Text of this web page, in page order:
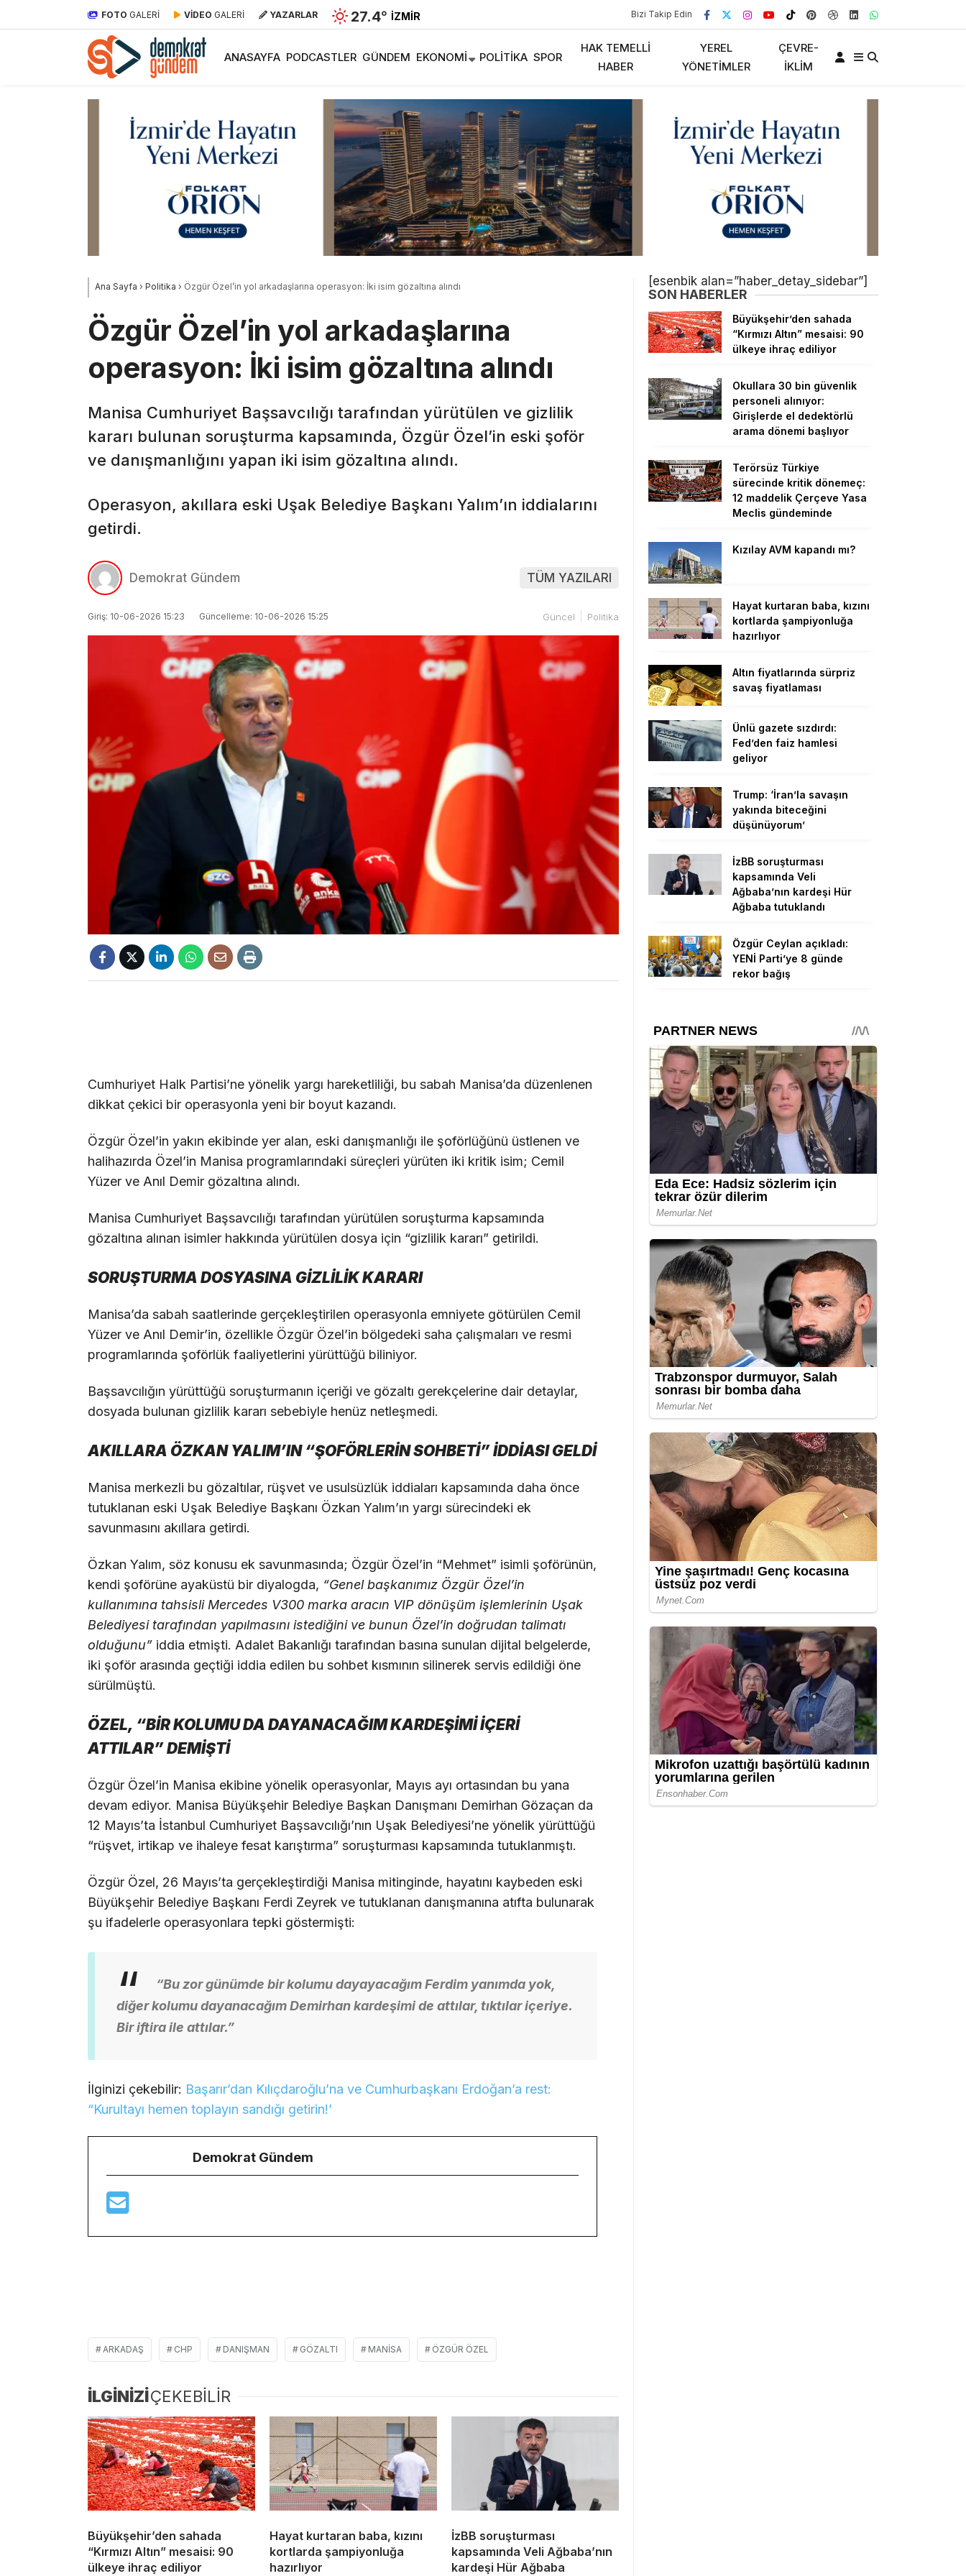
FOTO GALERİ VİDEO GALERİ YAZARLAR 27.4° İZMIR Bizi Takip Edin
ANASAYFA PODCASTLER GÜNDEM EKONOMI POLITIKA SPOR
HAK TEMELLI
HABER
YEREL
YÖNETIMLER
ÇEVRE-
İKLIM
Ana Sayfa › Politika › Özgür Özel’in yol arkadaşlarına operasyon: İki isim gözaltına alındı
Özgür Özel’in yol arkadaşlarına
operasyon: İki isim gözaltına alındı
Manisa Cumhuriyet Başsavcılığı tarafından yürütülen ve gizlilik
kararı bulunan soruşturma kapsamında, Özgür Özel’in eski şoför
ve danışmanlığını yapan iki isim gözaltına alındı.
Operasyon, akıllara eski Uşak Belediye Başkanı Yalım’ın iddialarını
getirdi.
Demokrat Gündem TÜM YAZILARI
Giriş: 10-06-2026 15:23 Güncelleme: 10-06-2026 15:25 Güncel Politika
Cumhuriyet Halk Partisi’ne yönelik yargı hareketliliği, bu sabah Manisa’da düzenlenen
dikkat çekici bir operasyonla yeni bir boyut kazandı.
Özgür Özel’in yakın ekibinde yer alan, eski danışmanlığı ile şoförlüğünü üstlenen ve
halihazırda Özel’in Manisa programlarındaki süreçleri yürüten iki kritik isim; Cemil
Yüzer ve Anıl Demir gözaltına alındı.
Manisa Cumhuriyet Başsavcılığı tarafından yürütülen soruşturma kapsamında
gözaltına alınan isimler hakkında yürütülen dosya için “gizlilik kararı” getirildi.
SORUŞTURMA DOSYASINA GİZLİLİK KARARI
Manisa’da sabah saatlerinde gerçekleştirilen operasyonla emniyete götürülen Cemil
Yüzer ve Anıl Demir’in, özellikle Özgür Özel’in bölgedeki saha çalışmaları ve resmi
programlarında şoförlük faaliyetlerini yürüttüğü biliniyor.
Başsavcılığın yürüttüğü soruşturmanın içeriği ve gözaltı gerekçelerine dair detaylar,
dosyada bulunan gizlilik kararı sebebiyle henüz netleşmedi.
AKILLARA ÖZKAN YALIM’IN “ŞOFÖRLERİN SOHBETİ” İDDİASI GELDİ
Manisa merkezli bu gözaltılar, rüşvet ve usulsüzlük iddiaları kapsamında daha önce
tutuklanan eski Uşak Belediye Başkanı Özkan Yalım’ın yargı sürecindeki ek
savunmasını akıllara getirdi.
Özkan Yalım, söz konusu ek savunmasında; Özgür Özel’in “Mehmet” isimli şoförünün,
kendi şoförüne ayaküstü bir diyalogda, “Genel başkanımız Özgür Özel’in
kullanımına tahsisli Mercedes V300 marka aracın VIP dönüşüm işlemlerinin Uşak
Belediyesi tarafından yapılmasını istediğini ve bunun Özel’in doğrudan talimatı
olduğunu” iddia etmişti. Adalet Bakanlığı tarafından basına sunulan dijital belgelerde,
iki şoför arasında geçtiği iddia edilen bu sohbet kısmının silinerek servis edildiği öne
sürülmüştü.
ÖZEL, “BİR KOLUMU DA DAYANACAĞIM KARDEŞİMİ İÇERİ
ATTILAR” DEMİŞTİ
Özgür Özel’in Manisa ekibine yönelik operasyonlar, Mayıs ayı ortasından bu yana
devam ediyor. Manisa Büyükşehir Belediye Başkan Danışmanı Demirhan Gözaçan da
12 Mayıs’ta İstanbul Cumhuriyet Başsavcılığı’nın Uşak Belediyesi’ne yönelik yürüttüğü
“rüşvet, irtikap ve ihaleye fesat karıştırma” soruşturması kapsamında tutuklanmıştı.
Özgür Özel, 26 Mayıs’ta gerçekleştirdiği Manisa mitinginde, hayatını kaybeden eski
Büyükşehir Belediye Başkanı Ferdi Zeyrek ve tutuklanan danışmanına atıfta bulunarak
şu ifadelerle operasyonlara tepki göstermişti:
“Bu zor günümde bir kolumu dayayacağım Ferdim yanımda yok,
diğer kolumu dayanacağım Demirhan kardeşimi de attılar, tıktılar içeriye.
Bir iftira ile attılar.”
İlginizi çekebilir: Başarır’dan Kılıçdaroğlu’na ve Cumhurbaşkanı Erdoğan’a rest:
“Kurultayı hemen toplayın sandığı getirin!’
Demokrat Gündem
ARKADAŞ CHP DANIŞMAN GÖZALTI MANISA ÖZGÜR ÖZEL
İLGİNİZİÇEKEBİLİR
Büyükşehir’den sahada
“Kırmızı Altın” mesaisi: 90
ülkeye ihraç ediliyor
Hayat kurtaran baba, kızını
kortlarda şampiyonluğa
hazırlıyor
İzBB soruşturması
kapsamında Veli Ağbaba’nın
kardeşi Hür Ağbaba
[esenbik alan=”haber_detay_sidebar”]
SON HABERLER
Büyükşehir’den sahada
“Kırmızı Altın” mesaisi: 90
ülkeye ihraç ediliyor
Okullara 30 bin güvenlik
personeli alınıyor:
Girişlerde el dedektörlü
arama dönemi başlıyor
Terörsüz Türkiye
sürecinde kritik dönemeç:
12 maddelik Çerçeve Yasa
Meclis gündeminde
Kızılay AVM kapandı mı?
Hayat kurtaran baba, kızını
kortlarda şampiyonluğa
hazırlıyor
Altın fiyatlarında sürpriz
savaş fiyatlaması
Ünlü gazete sızdırdı:
Fed’den faiz hamlesi
geliyor
Trump: ‘İran’la savaşın
yakında biteceğini
düşünüyorum’
İzBB soruşturması
kapsamında Veli
Ağbaba’nın kardeşi Hür
Ağbaba tutuklandı
Özgür Ceylan açıkladı:
YENİ Parti’ye 8 günde
rekor bağış